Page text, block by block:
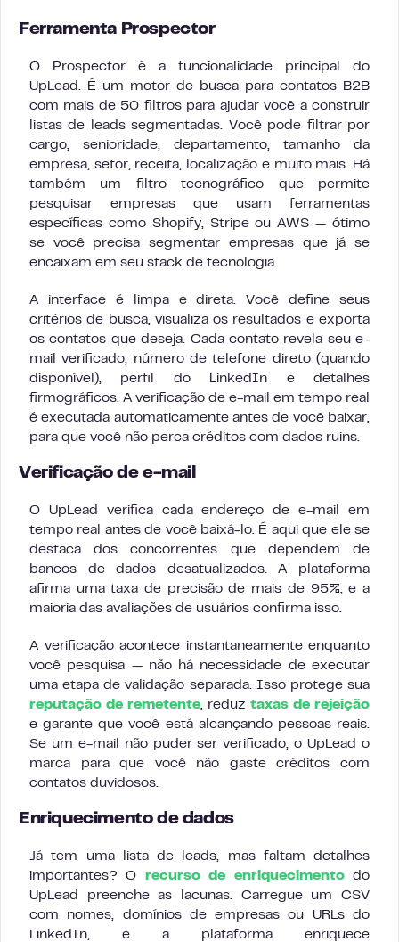
Ferramenta Prospector
O Prospector é a funcionalidade principal do
UpLead. É um motor de busca para contatos B2B
com mais de 50 filtros para ajudar você a construir
listas de leads segmentadas. Você pode filtrar por
cargo, senioridade, departamento, tamanho da
empresa, setor, receita, localização e muito mais. Há
também um filtro tecnográfico que permite
pesquisar empresas que usam ferramentas
específicas como Shopify, Stripe ou AWS — ótimo
se você precisa segmentar empresas que já se
encaixam em seu stack de tecnologia.
A interface é limpa e direta. Você define seus
critérios de busca, visualiza os resultados e exporta
os contatos que deseja. Cada contato revela seu e-
mail verificado, número de telefone direto (quando
disponível), perfil do LinkedIn e detalhes
firmográficos. A verificação de e-mail em tempo real
é executada automaticamente antes de você baixar,
para que você não perca créditos com dados ruins.
Verificação de e-mail
O UpLead verifica cada endereço de e-mail em
tempo real antes de você baixá-lo. É aqui que ele se
destaca dos concorrentes que dependem de
bancos de dados desatualizados. A plataforma
afirma uma taxa de precisão de mais de 95%, e a
maioria das avaliações de usuários confirma isso.
A verificação acontece instantaneamente enquanto
você pesquisa — não há necessidade de executar
uma etapa de validação separada. Isso protege sua
reputação de remetente, reduz taxas de rejeição
e garante que você está alcançando pessoas reais.
Se um e-mail não puder ser verificado, o UpLead o
marca para que você não gaste créditos com
contatos duvidosos.
Enriquecimento de dados
Já tem uma lista de leads, mas faltam detalhes
importantes? O recurso de enriquecimentodo
UpLead preenche as lacunas. Carregue um CSV
com nomes, domínios de empresas ou URLs do
LinkedIn, e a plataforma enriquece